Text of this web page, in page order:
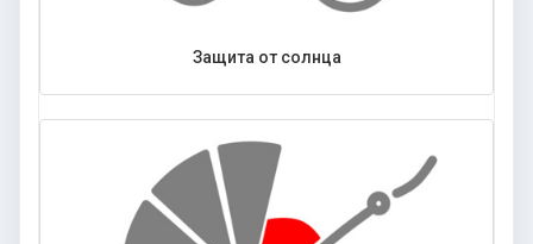
Защита от солнца